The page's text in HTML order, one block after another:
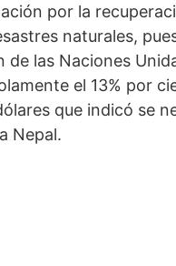
por la
naturales,
de las Naciones
el 13% por
que indicó se
Nepal.